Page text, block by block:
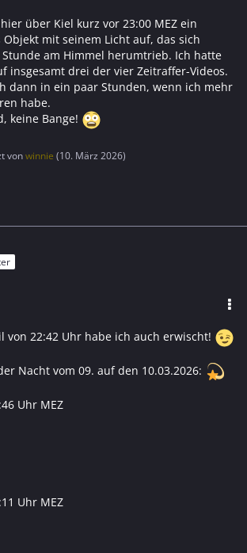
über Kiel kurz vor 23:00 MEZ ein
mit seinem Licht auf, das sich
am Himmel herumtrieb. Ich hatte
insgesamt drei der vier Zeitraffer-Videos.
dann in ein paar Stunden, wenn ich mehr
habe.
keine Bange!
vonwinnie (10. März 2026)
von 22:42 Uhr habe ich auch erwischt!
Nacht vom 09. auf den 10.03.2026:
Uhr MEZ
Uhr MEZ